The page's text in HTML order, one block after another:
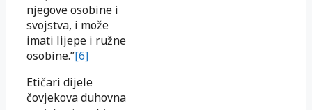
njegove osobine i
svojstva, i može
imati lijepe i ružne
osobine.”[6]
Etičari dijele
čovjekova duhovna